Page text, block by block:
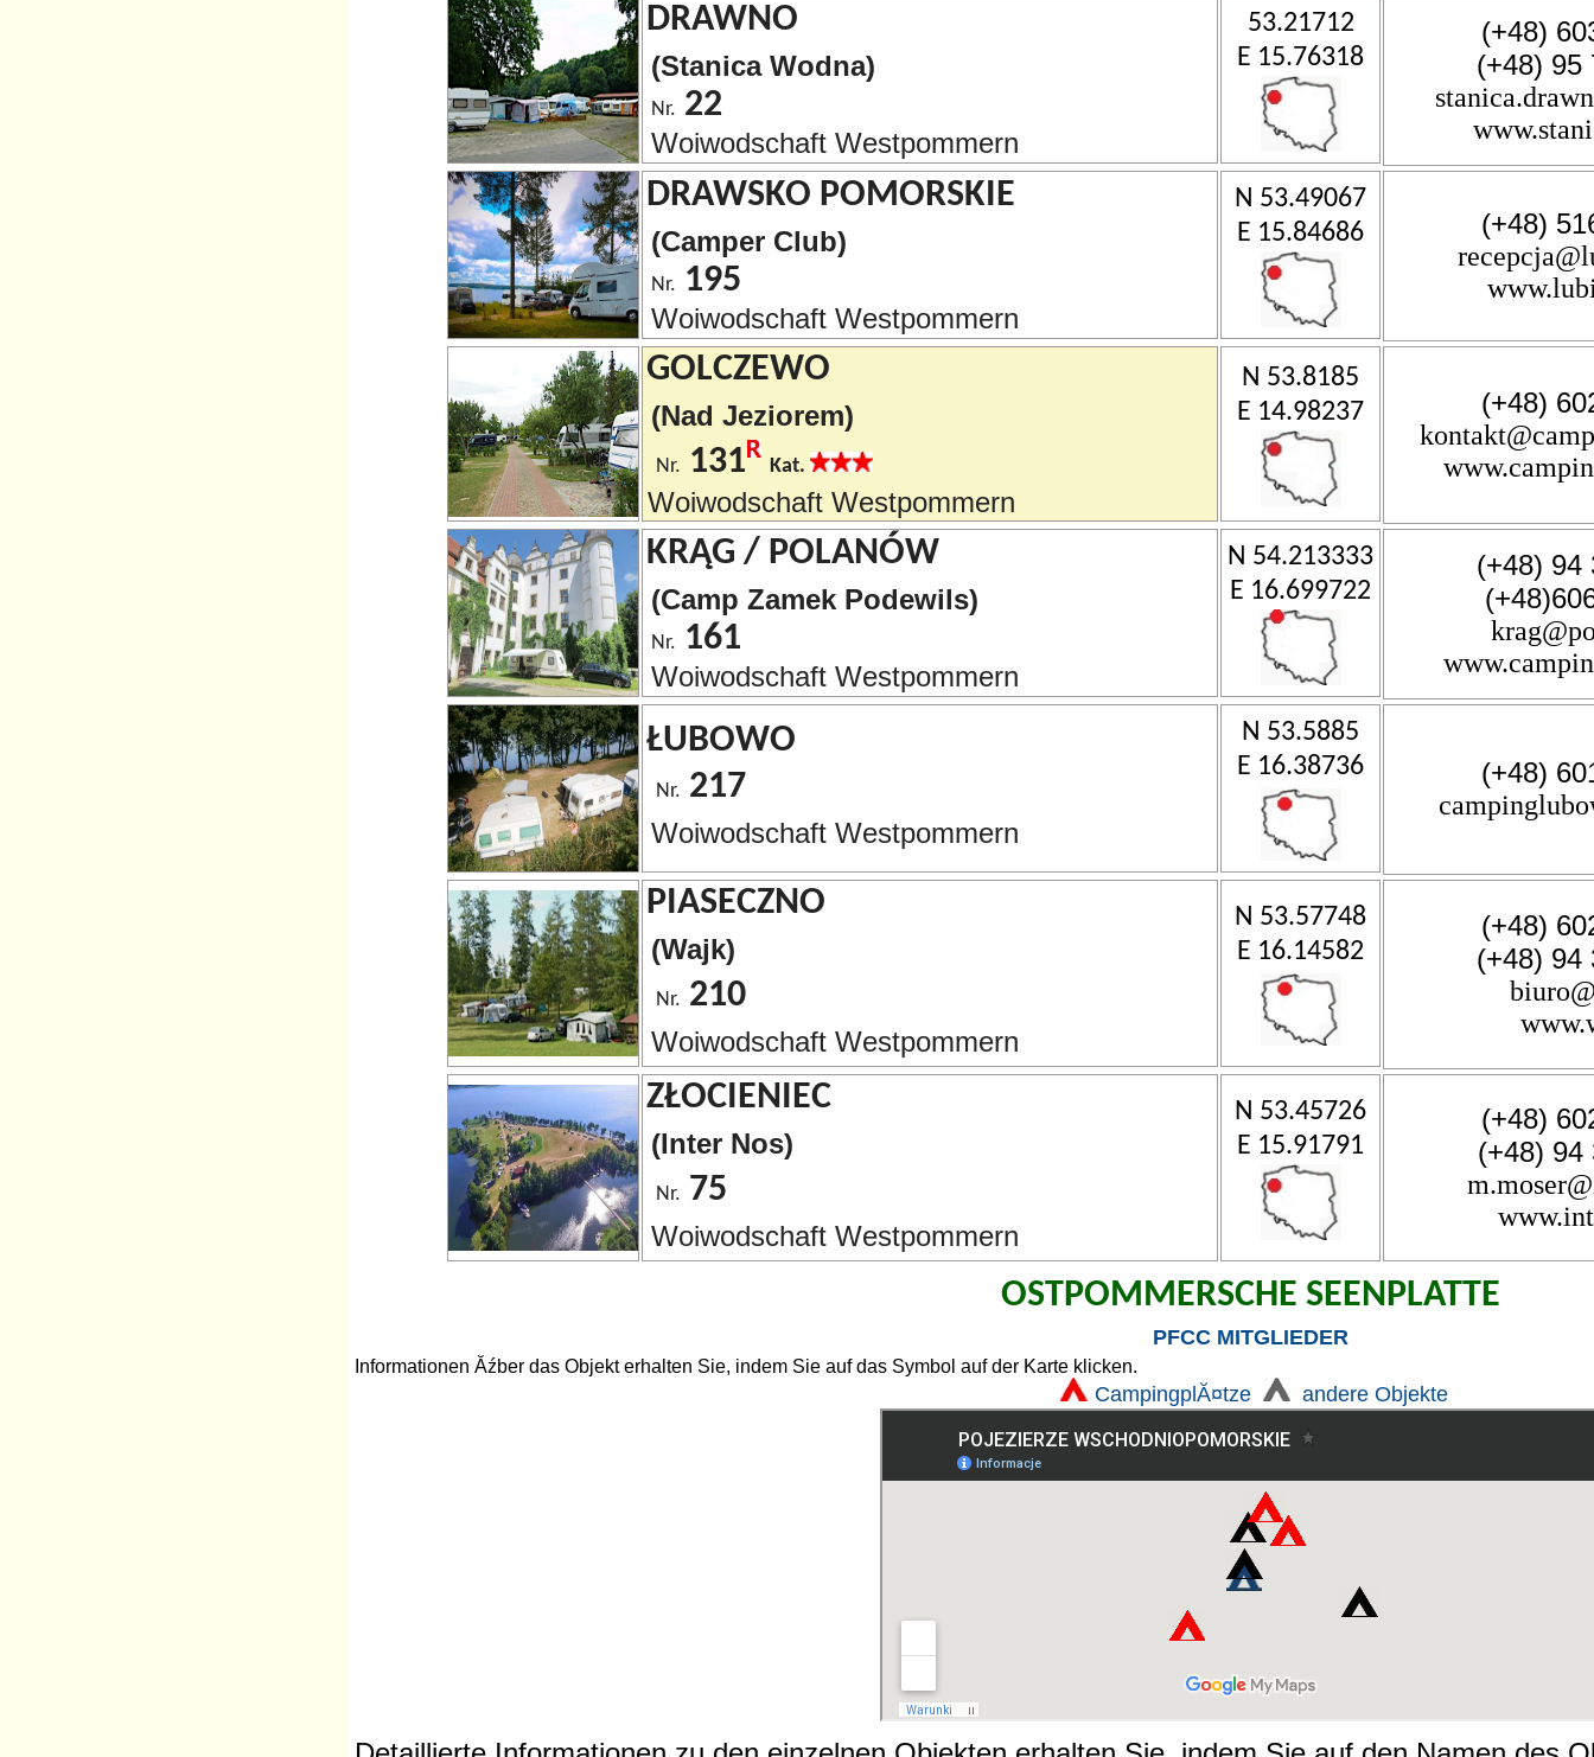
DRAWNO
(Stanica Wodna)
Nr. 22
Woiwodschaft Westpommern
53.21712
E 15.76318
(+48)
(+48) 95
DRAWSKO POMORSKIE
(Camper Club)
Nr. 195
Woiwodschaft Westpommern
N 53.49067
E 15.84686
(+48)
GOLCZEWO
(Nad Jeziorem)
Nr. 131 Kat.
Woiwodschaft Westpommern
N 53.8185
E 14.98237
(+48)
KRĄG / POLANÓW
(Camp Zamek Podewils)
Nr. 161
Woiwodschaft Westpommern
N 54.213333
E 16.699722
(+48) 94
ŁUBOWO
Nr. 217
Woiwodschaft Westpommern
N 53.5885
E 16.38736
(+48)
PIASECZNO
(Wajk)
Nr. 210
Woiwodschaft Westpommern
N 53.57748
E 16.14582
(+48)
(+48) 94
ZŁOCIENIEC
(Inter Nos)
Nr. 75
Woiwodschaft Westpommern
N 53.45726
E 15.91791
(+48)
(+48) 94
OSTPOMMERSCHE SEENPLATTE
PFCC MITGLIEDER
Informationen Ăźber das Objekt erhalten Sie, indem Sie auf das Symbol auf der Karte klicken.
CampingplĂ¤tze andere Objekte